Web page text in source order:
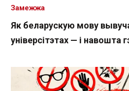
Як беларускую мову
універсітэтах — і навошта
Замежжа